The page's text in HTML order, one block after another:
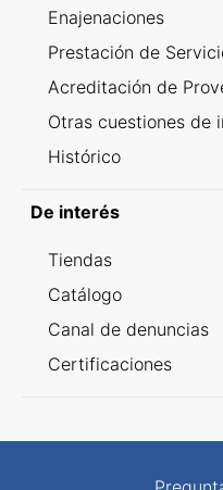
Enajenaciones
Prestación de
Acreditación de
Otras cuestiones de
Histórico
De interés
Tiendas
Catálogo
Canal de denuncias
Certificaciones